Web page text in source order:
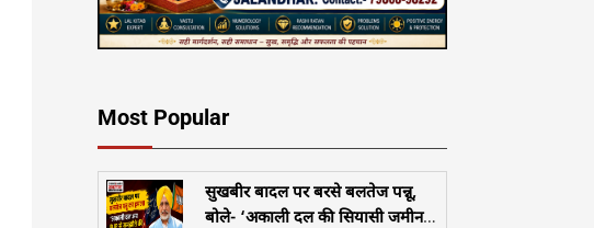
Most Popular
सुखबीर बादल पर बरसे बलतेज पन्नू,
बोले- ‘अकाली दल की सियासी जमीन